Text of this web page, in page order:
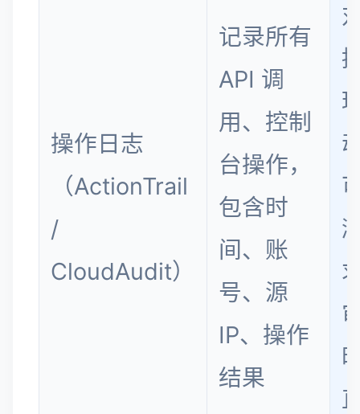
操作日志
（ActionTrail
/
CloudAudit）
记录所有
API 调
用、控制
台操作，
包含时
间、账
号、源
IP、操作
结果